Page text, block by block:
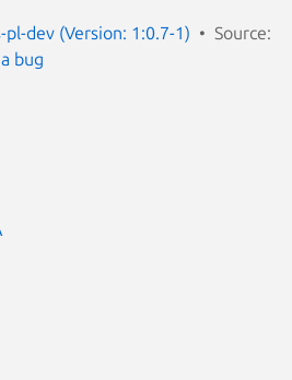
pl-dev (Version: 1:0.7-1)
Source:
bug